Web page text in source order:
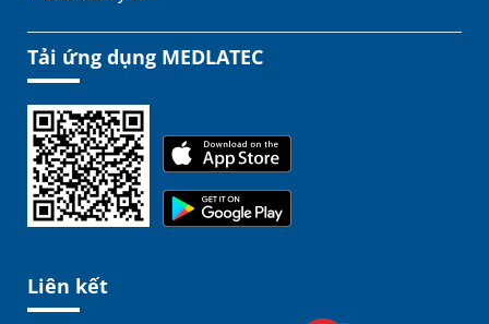
Tải ứng dụng MEDLATEC
Liên kết